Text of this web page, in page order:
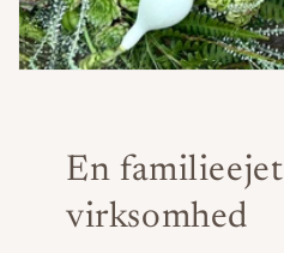
En familieejet
virksomhed